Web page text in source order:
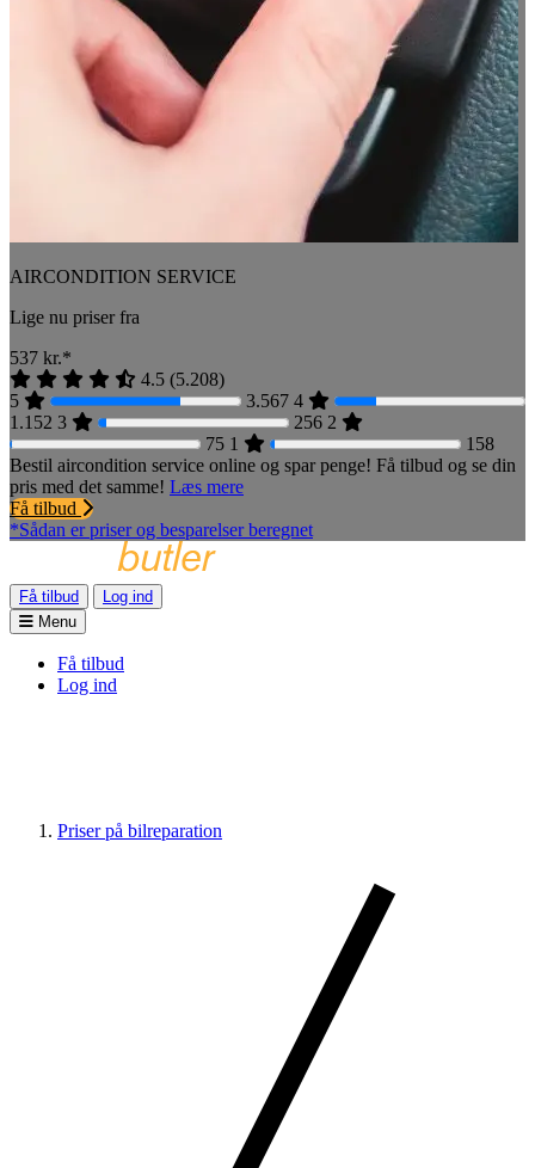
AIRCONDITION SERVICE
Lige nu priser fra
537 kr.*
4.5 (5.208)
5
3.567 4
1.152 3 256 2
75 1
158
Bestil aircondition service online og spar penge! Få tilbud og se din
pris med det samme! Læs mere
Få tilbud
*Sådan er priser og besparelser beregnet
Få tilbud
Log ind
Menu
Få tilbud
Log ind
Priser på bilreparation